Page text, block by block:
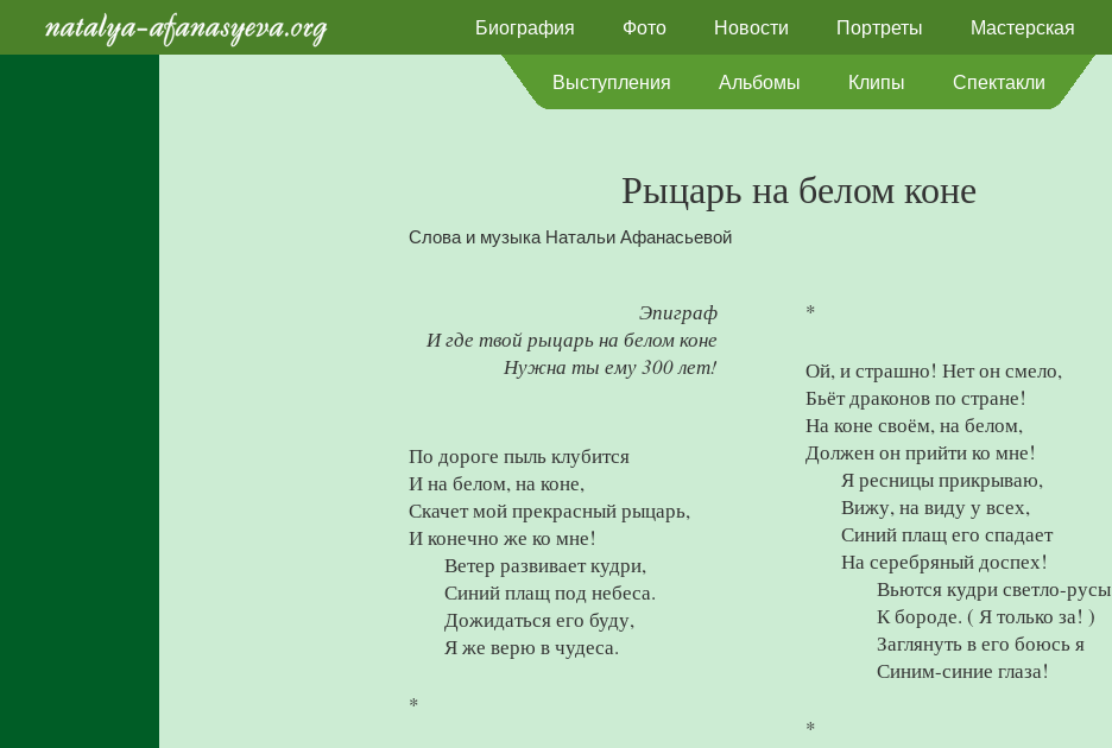
Биография Фото Новости Портреты Мастерская
Выступления Альбомы Клипы Спектакли
Рыцарь на белом коне
Слова и музыка Натальи Афанасьевой
Эпиграф
И где твой рыцарь на белом коне
Нужна ты ему 300 лет!
По дороге пыль клубится
И на белом, на коне,
Скачет мой прекрасный рыцарь,
И конечно же ко мне!
Ветер развивает кудри,
Синий плащ под небеса.
Дожидаться его буду,
Я же верю в чудеса.
*
*
Ой, и страшно! Нет он смело,
Бьёт драконов по стране!
На коне своём, на белом,
Должен он прийти ко мне!
Я ресницы прикрываю,
Вижу, на виду у всех,
Синий плащ его спадает
На серебряный доспех!
Вьются кудри светло-русы
К бороде. ( Я только за! )
Заглянуть в его боюсь я
Синим-синие глаза!
*